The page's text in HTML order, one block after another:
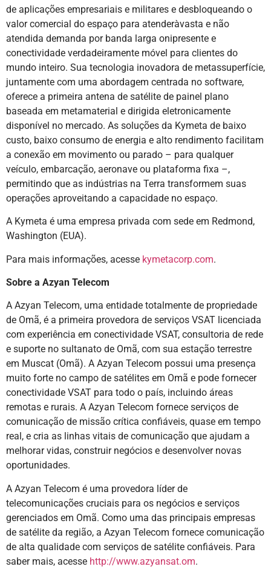
de aplicações empresariais e militares e desbloqueando o
valor comercial do espaço para atenderàvasta e não
atendida demanda por banda larga onipresente e
conectividade verdadeiramente móvel para clientes do
mundo inteiro. Sua tecnologia inovadora de metassuperfície,
juntamente com uma abordagem centrada no software,
oferece a primeira antena de satélite de painel plano
baseada em metamaterial e dirigida eletronicamente
disponível no mercado. As soluções da Kymeta de baixo
custo, baixo consumo de energia e alto rendimento facilitam
a conexão em movimento ou parado – para qualquer
veículo, embarcação, aeronave ou plataforma fixa –,
permitindo que as indústrias na Terra transformem suas
operações aproveitando a capacidade no espaço.
A Kymeta é uma empresa privada com sede em Redmond,
Washington (EUA).
Para mais informações, acesse kymetacorp.com.
Sobre a Azyan Telecom
A Azyan Telecom, uma entidade totalmente de propriedade
de Omã, é a primeira provedora de serviços VSAT licenciada
com experiência em conectividade VSAT, consultoria de rede
e suporte no sultanato de Omã, com sua estação terrestre
em Muscat (Omã). A Azyan Telecom possui uma presença
muito forte no campo de satélites em Omã e pode fornecer
conectividade VSAT para todo o país, incluindo áreas
remotas e rurais. A Azyan Telecom fornece serviços de
comunicação de missão crítica confiáveis, quase em tempo
real, e cria as linhas vitais de comunicação que ajudam a
melhorar vidas, construir negócios e desenvolver novas
oportunidades.
A Azyan Telecom é uma provedora líder de
telecomunicações cruciais para os negócios e serviços
gerenciados em Omã. Como uma das principais empresas
de satélite da região, a Azyan Telecom fornece comunicação
de alta qualidade com serviços de satélite confiáveis. Para
saber mais, acesse http://www.azyansat.om.